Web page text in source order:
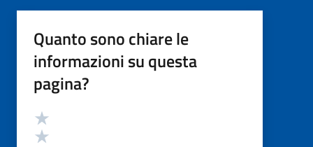
Quanto sono chiare le
informazioni su questa
pagina?
Valutazione